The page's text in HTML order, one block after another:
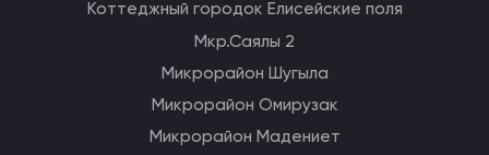
Коттеджный городок Елисейские поля
Мкр.Саялы 2
Микрорайон Шугыла
Микрорайон Омирузак
Микрорайон Мадениет